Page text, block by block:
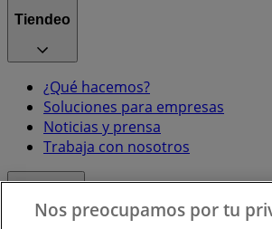
Tiendeo
¿Qué hacemos?
Soluciones para empresas
Noticias y prensa
Trabaja con nosotros
Nos preocupamos por tu